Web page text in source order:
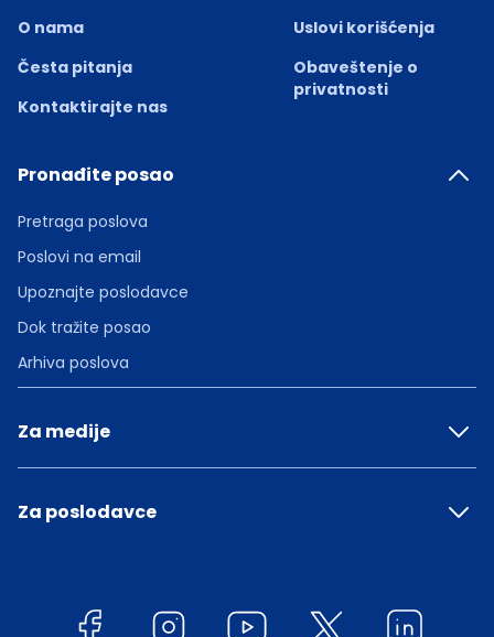
O nama
Česta pitanja
Kontaktirajte nas
Uslovi korišćenja
Obaveštenje o
privatnosti
Pronađite posao
Pretraga poslova
Poslovi na email
Upoznajte poslodavce
Dok tražite posao
Arhiva poslova
Za medije
Za poslodavce